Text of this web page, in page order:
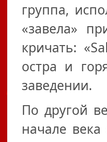
группа,
«завела»
кричать:
остра и
заведении.
По другой
начале